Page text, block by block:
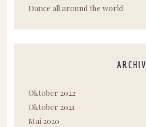
Dance all around the world
ARCHIV
Oktober 2022
Oktober 2021
Mai 2020